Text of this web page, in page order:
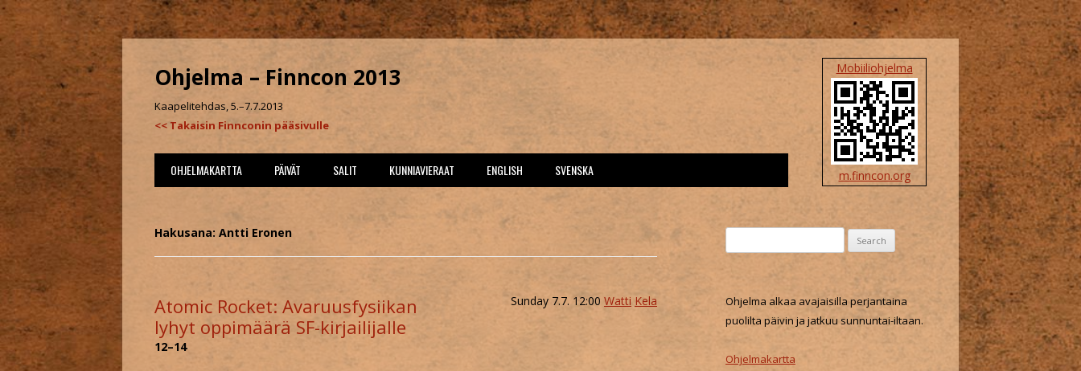
Ohjelma – Finncon 2013
Kaapelitehdas, 5.–7.7.2013
<< Takaisin Finnconin pääsivulle
Mobiiliohjelma
m.finncon.org
Skip
OHJELMAKARTTA PÄIVÄT SALIT
VALSSAAMO
WATTI
KUNNIAVIERAAT ENGLISH SVENSKA
Hakusana: Antti Eronen
Atomic Rocket: Avaruusfysiikan
lyhyt oppimäärä SF-kirjailijalle
Sunday 7.7. 12:00 Watti Kela
12–14
e
r
f
Ohjelma alkaa avajaisilla perjantaina
puolilta päivin ja jatkuu sunnuntai-iltaan.
Ohjelmakartta